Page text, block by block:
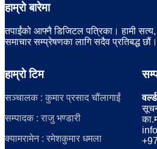
हाम्रो बारेमा
तपाईंको आफ्नै डिजिटल पत्रिका। हामी सत्य,
समाचार सम्प्रेषणका लागि सदैव प्रतिबद्ध छौं।
हाम्रो टिम
सञ्चालक : कुमार प्रसाद चौंलागाईं
सम्पादक : राजु भण्डारी
क्यामरामेन : रमेशकुमार धमला